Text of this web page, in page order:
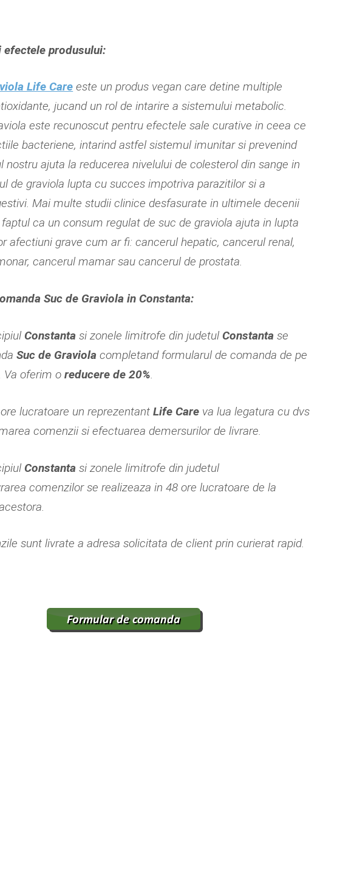
efectele produsului:
Life Care este un produs vegan care detine multiple
jucand un rol de intarire a sistemului metabolic.
este recunoscut pentru efectele sale curative in ceea ce
bacteriene, intarind astfel sistemul imunitar si prevenind
nostru ajuta la reducerea nivelului de colesterol din sange in
de graviola lupta cu succes impotriva parazitilor si a
Mai multe studii clinice desfasurate in ultimele decenii
ca un consum regulat de suc de graviola ajuta in lupta
afectiuni grave cum ar fi: cancerul hepatic, cancerul renal,
cancerul mamar sau cancerul de prostata.
Suc de Graviola in Constanta:
Constanta si zonele limitrofe din judetul Constanta se
Suc de Graviola completand formularul de comanda de pe
Va oferim oreducere de 20%.
lucratoare un reprezentantLife Care va lua legatura cu dvs
comenzii si efectuarea demersurilor de livrare.
Constantasi zonele limitrofe din judetul
comenzilor se realizeaza in 48 ore lucratoare de la
sunt livrate a adresa solicitata de client prin curierat rapid.